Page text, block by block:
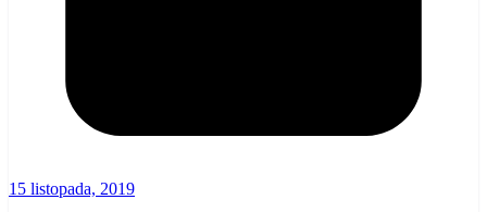
15 listopada, 2019